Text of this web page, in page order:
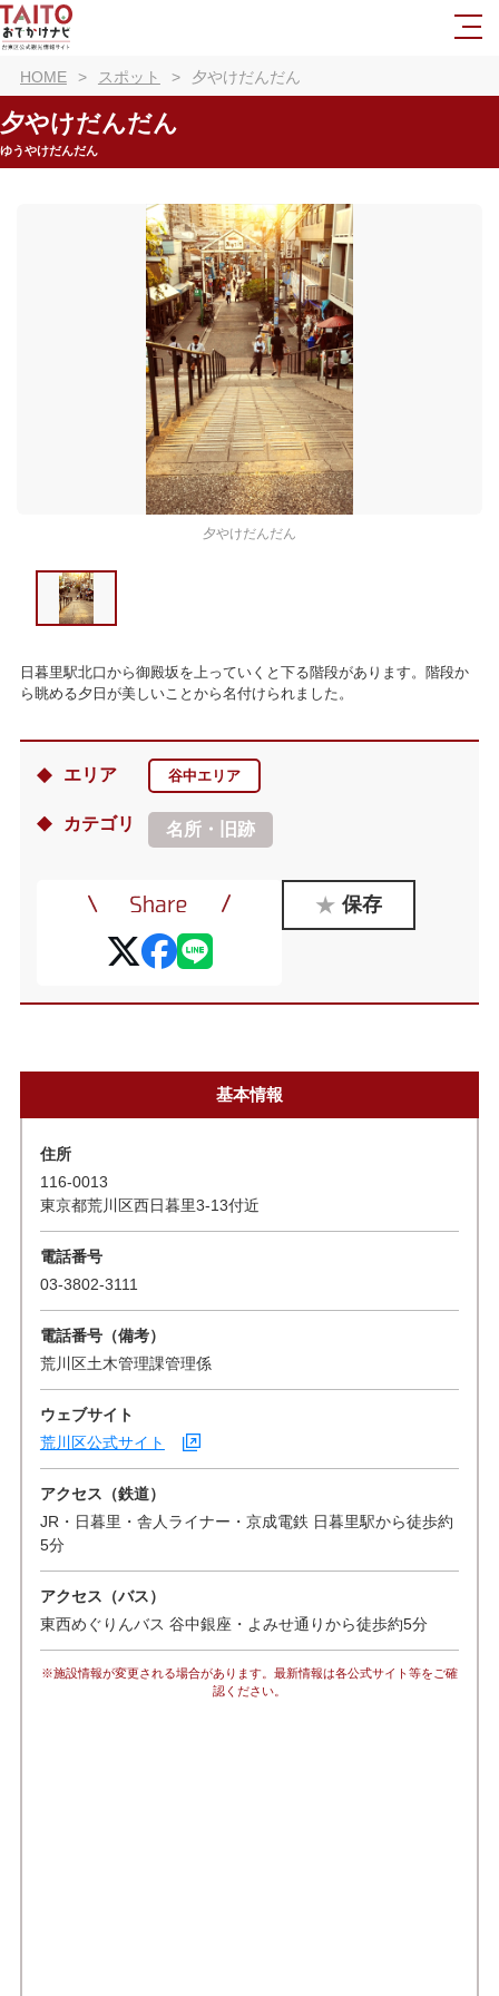
HOME スポット 夕やけだんだん
夕やけだんだん
ゆうやけだんだん
夕やけだんだん
日暮里駅北口から御殿坂を上っていくと下る階段があります。階段か
ら眺める夕日が美しいことから名付けられました。
エリア 谷中エリア
カテゴリ 名所・旧跡
保存
基本情報
住所
116-0013
東京都荒川区西日暮里3-13付近
電話番号
03-3802-3111
電話番号（備考）
荒川区土木管理課管理係
ウェブサイト
荒川区公式サイト
アクセス（鉄道）
JR・日暮里・舎人ライナー・京成電鉄 日暮里駅から徒歩約
5分
アクセス（バス）
東西めぐりんバス 谷中銀座・よみせ通りから徒歩約5分
※施設情報が変更される場合があります。最新情報は各公式サイト等をご確
認ください。